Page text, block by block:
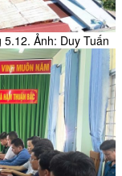
Ảnh: Duy Tuấn